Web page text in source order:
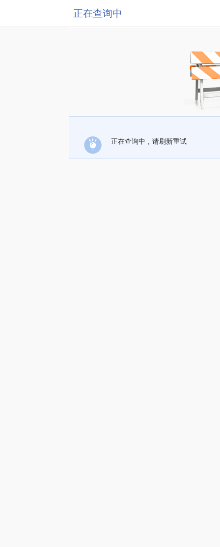
正在查询中
正在查询中，请刷新重试